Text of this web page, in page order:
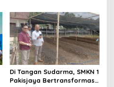
Di Tangan Sudarma, SMKN 1
Pakisjaya Bertransformasi